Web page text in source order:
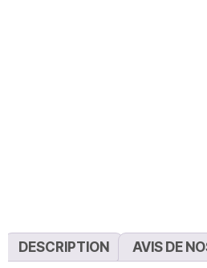
DESCRIPTION AVIS DE